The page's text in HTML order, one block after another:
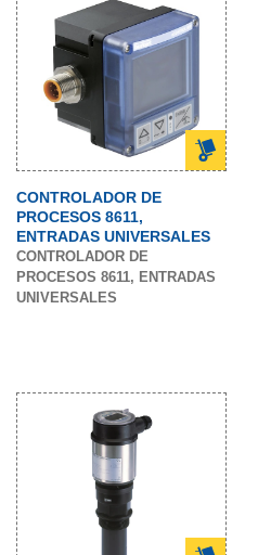
CONTROLADOR DE
PROCESOS 8611,
ENTRADAS UNIVERSALES
CONTROLADOR DE
PROCESOS 8611, ENTRADAS
UNIVERSALES